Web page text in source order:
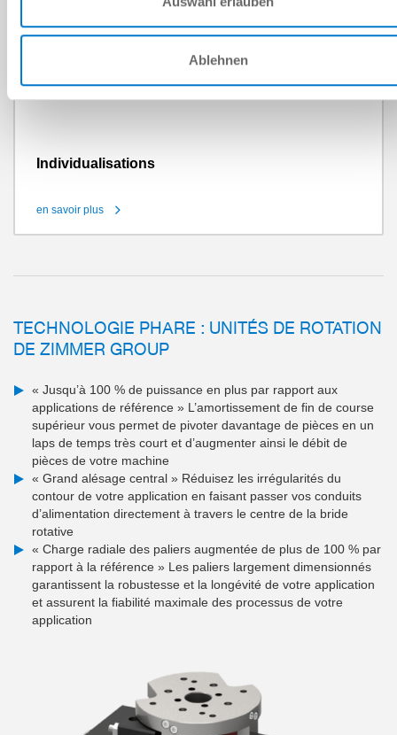
Ablehnen
Individualisations
en savoir plus
TECHNOLOGIE PHARE : UNITÉS DE ROTATION
DE ZIMMER GROUP
« Jusqu’à 100 % de puissance en plus par rapport aux
applications de référence » L’amortissement de fin de course
supérieur vous permet de pivoter davantage de pièces en un
laps de temps très court et d’augmenter ainsi le débit de
pièces de votre machine
« Grand alésage central » Réduisez les irrégularités du
contour de votre application en faisant passer vos conduits
d’alimentation directement à travers le centre de la bride
rotative
« Charge radiale des paliers augmentée de plus de 100 % par
rapport à la référence » Les paliers largement dimensionnés
garantissent la robustesse et la longévité de votre application
et assurent la fiabilité maximale des processus de votre
application